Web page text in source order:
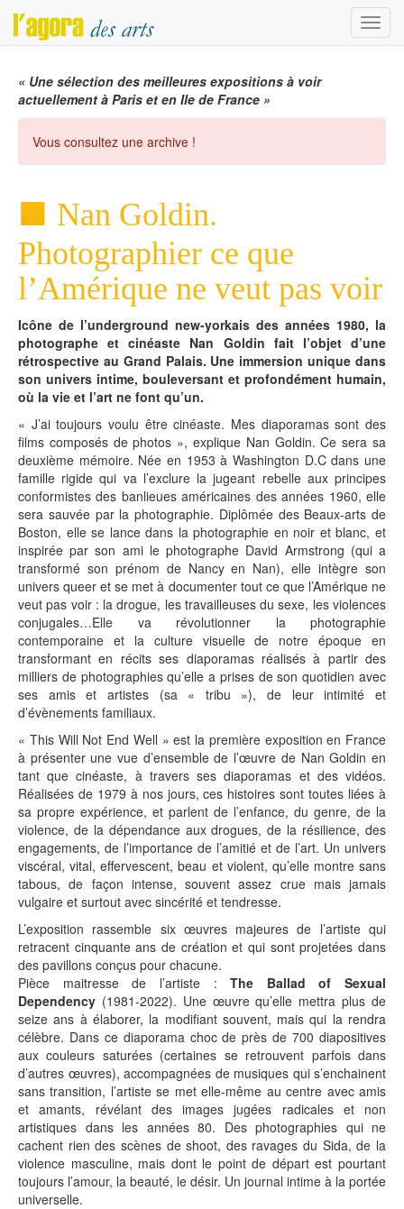
Menu
« Une sélection des meilleures expositions à voir
actuellement à Paris et en Ile de France »
Vous consultez une archive !
Nan Goldin.
Photographier ce que
l’Amérique ne veut pas voir
Icône de l’underground new-yorkais des années 1980, la
photographe et cinéaste Nan Goldin fait l’objet d’une
rétrospective au Grand Palais. Une immersion unique dans
son univers intime, bouleversant et profondément humain,
où la vie et l’art ne font qu’un.
« J’ai toujours voulu être cinéaste. Mes diaporamas sont des
films composés de photos », explique Nan Goldin. Ce sera sa
deuxième mémoire. Née en 1953 à Washington D.C dans une
famille rigide qui va l’exclure la jugeant rebelle aux principes
conformistes des banlieues américaines des années 1960, elle
sera sauvée par la photographie. Diplômée des Beaux-arts de
Boston, elle se lance dans la photographie en noir et blanc, et
inspirée par son ami le photographe David Armstrong (qui a
transformé son prénom de Nancy en Nan), elle intègre son
univers queer et se met à documenter tout ce que l’Amérique ne
veut pas voir : la drogue, les travailleuses du sexe, les violences
conjugales…Elle va révolutionner la photographie
contemporaine et la culture visuelle de notre époque en
transformant en récits ses diaporamas réalisés à partir des
milliers de photographies qu’elle a prises de son quotidien avec
ses amis et artistes (sa « tribu »), de leur intimité et
d’évènements familiaux.
« This Will Not End Well » est la première exposition en France
à présenter une vue d’ensemble de l’œuvre de Nan Goldin en
tant que cinéaste, à travers ses diaporamas et des vidéos.
Réalisées de 1979 à nos jours, ces histoires sont toutes liées à
sa propre expérience, et parlent de l’enfance, du genre, de la
violence, de la dépendance aux drogues, de la résilience, des
engagements, de l’importance de l’amitié et de l’art. Un univers
viscéral, vital, effervescent, beau et violent, qu’elle montre sans
tabous, de façon intense, souvent assez crue mais jamais
vulgaire et surtout avec sincérité et tendresse.
L’exposition rassemble six œuvres majeures de l’artiste qui
retracent cinquante ans de création et qui sont projetées dans
des pavillons conçus pour chacune.
Pièce maitresse de l’artiste :The Ballad of Sexual
Dependency (1981-2022). Une œuvre qu’elle mettra plus de
seize ans à élaborer, la modifiant souvent, mais qui la rendra
célèbre. Dans ce diaporama choc de près de 700 diapositives
aux couleurs saturées (certaines se retrouvent parfois dans
d’autres œuvres), accompagnées de musiques qui s’enchainent
sans transition, l’artiste se met elle-même au centre avec amis
et amants, révélant des images jugées radicales et non
artistiques dans les années 80. Des photographies qui ne
cachent rien des scènes de shoot, des ravages du Sida, de la
violence masculine, mais dont le point de départ est pourtant
toujours l’amour, la beauté, le désir. Un journal intime à la portée
universelle.